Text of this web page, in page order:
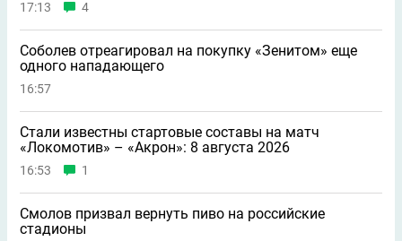
17:13 4
Соболев отреагировал на покупку «Зенитом» еще
одного нападающего
16:57
Стали известны стартовые составы на матч
«Локомотив» – «Акрон»: 8 августа 2026
16:53 1
Смолов призвал вернуть пиво на российские
стадионы